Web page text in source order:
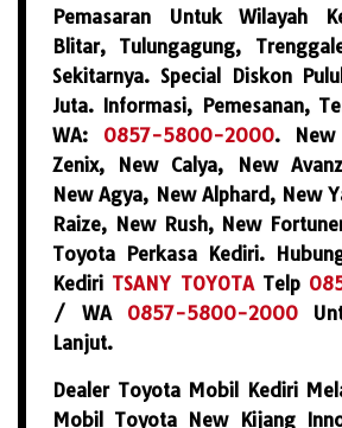
Pemasaran Untuk Wilayah
Blitar, Tulungagung,
Sekitarnya. Special Diskon
Juta. Informasi, Pemesanan,
WA: 0857-5800-2000. New
Zenix, New Calya, New
New Agya, New Alphard, New
Raize, New Rush, New
Toyota Perkasa Kediri.
Kediri TSANY TOYOTATelp
/ WA 0857-5800-2000
Lanjut.
Dealer Toyota Mobil Kediri
Mobil Toyota New Kijang